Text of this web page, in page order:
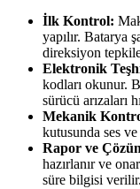
İlk Kontrol:
yapılır. Batarya
direksiyon
Elektronik
kodları okunur.
sürücü arızaları
Mekanik
kutusunda ses
Rapor ve
hazırlanır ve
süre bilgisi verilir.